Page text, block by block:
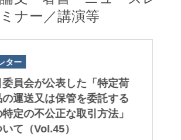
ナー／講演等
ター
員会が公表した「⁠特定荷
運送又は保管を委託する
定の不公正な取引方法⁠」
て（Vol.45）